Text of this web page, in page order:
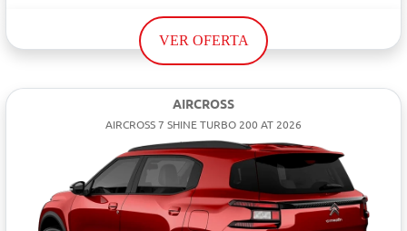
VER OFERTA
AIRCROSS
AIRCROSS 7 SHINE TURBO 200 AT 2026